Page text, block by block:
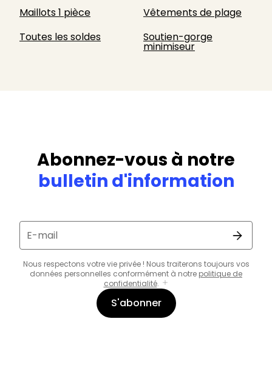
Maillots 1 pièce
Vêtements de plage
Toutes les soldes
Soutien-gorge
minimiseur
Abonnez-vous à notre
bulletin d'information
E-mail
Nous respectons votre vie privée ! Nous traiterons toujours vos
données personnelles conformément à notre politique de
confidentialité.
S'abonner